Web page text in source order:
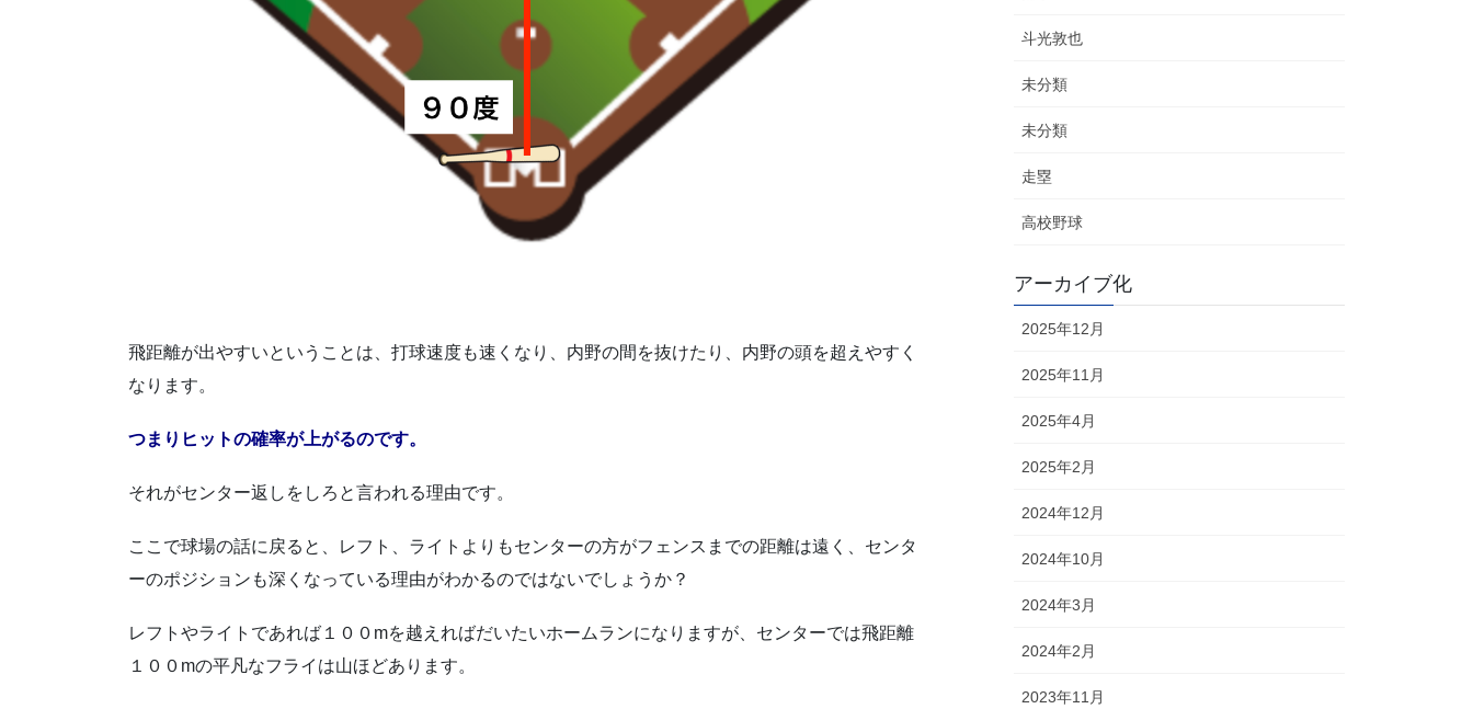
飛距離が出やすいということは、打球速度も速くなり、内野の間を抜けたり、内野の頭を超えやすく
なります。
つまりヒットの確率が上がるのです。
それがセンター返しをしろと言われる理由です。
ここで球場の話に戻ると、レフト、ライトよりもセンターの方がフェンスまでの距離は遠く、センタ
ーのポジションも深くなっている理由がわかるのではないでしょうか？
レフトやライトであれば１００mを越えればだいたいホームランになりますが、センターでは飛距離
１００mの平凡なフライは山ほどあります。
斗光敦也
未分類
未分類
走塁
高校野球
アーカイブ化
2025年12月
2025年11月
2025年4月
2025年2月
2024年12月
2024年10月
2024年3月
2024年2月
2023年11月